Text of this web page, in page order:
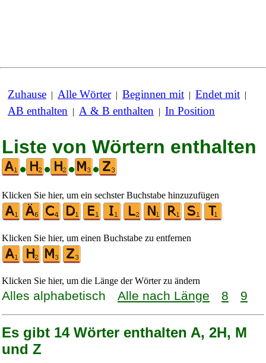
Zuhause | Alle Wörter| Beginnen mit | Endet mit |
AB enthalten | A & B enthalten | In Position
Liste von Wörtern enthalten
•
• • •
Klicken Sie hier, um ein sechster Buchstabe hinzuzufügen
Klicken Sie hier, um einen Buchstabe zu entfernen
Klicken Sie hier, um die Länge der Wörter zu ändern
Alles alphabetisch Alle nach Länge 8 9
Es gibt 14 Wörter enthalten A, 2H, M
und Z